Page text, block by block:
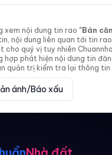
xem nội dung tin rao "Bán
nội dung liên quan tới tin
cho quý vị tuy nhiên
hợp phát hiện nội dung tin
quản trị kiểm tra lại thông
ánh/Báo xấu